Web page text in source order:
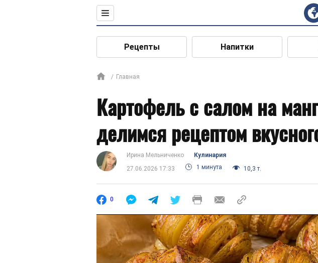
Рецепты Напитки
Главная
Картофель с салом на
делимся рецептом
Ирина Мельниченко
Кулинария
27.06.2026 17:33
1 минута 10,3 т.
0